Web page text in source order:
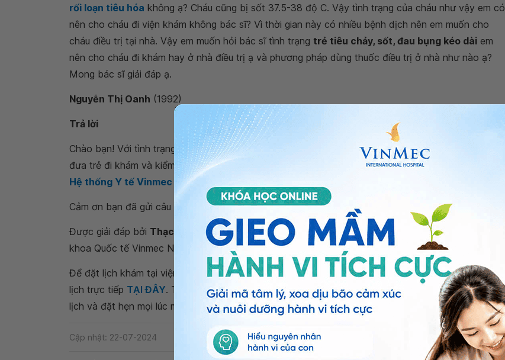
rối loạn tiêu hóa không ạ? Cháu cũng bị sốt 37.5-38 độ C. Vậy tình trạng của cháu như vậy em có
nên cho cháu đi viện khám không bác sĩ? Vì thời gian này có nhiều bệnh dịch nên em muốn cho
cháu điều trị tại nhà. Vậy em muốn hỏi bác sĩ tình trạng trẻ tiêu chảy, sốt, đau bụng kéo dài em
nên cho cháu đi khám hay ở nhà điều trị ạ và phương pháp dùng thuốc điều trị ở nhà như nào ạ?
Mong bác sĩ giải đáp ạ.
Nguyễn Thị Oanh (1992)
Trả lời
Chào bạn! Với tình trạng củatrẻ tiêu chảy, sốt, đau bụng kéo dàitrên 3 ngày thì người nhà cần
đưa trẻ đi khám và kiểm tra phân nhé. Bạn có thể đưa con đến các bệnh viện thuộc
Hệ thống Y tế Vinmec để thăm khám và được bác sĩ chuyên môn tư vấn kỹ càng hơn.
Cảm ơn bạn đã gửi câu hỏi, chia sẻ lo lắng với Vinmec. Trân trọng!
Được giải đáp bởi Thạc sĩ, Bác sĩ Đoàn Ngọc Quỳnh Trâm - Khoa Nhi - Sơ sinh - Bệnh viện Đa
khoa Quốc tế Vinmec Nha Trang.
Để đặt lịch khám tại viện, Quý khách vui lòng bấm sốHOTLINE, đặt mua GÓI DỊCH VỤhoặc đặt
lịch trực tiếp TẠI ĐÂY. Tải và đặt lịch khám tự động trên ứng dụng My Vinmec để quản lý, theo dõi
lịch và đặt hẹn mọi lúc mọi nơi ngay trên ứng dụng.
Cập nhật: 22-07-2024 Chia sẻ